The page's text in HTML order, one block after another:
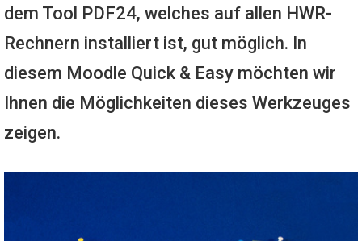
dem Tool PDF24, welches auf allen HWR-
Rechnern installiert ist, gut möglich. In
diesem Moodle Quick & Easy möchten wir
Ihnen die Möglichkeiten dieses Werkzeuges
zeigen.